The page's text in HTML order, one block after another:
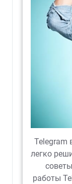
Telegram
легко
работы